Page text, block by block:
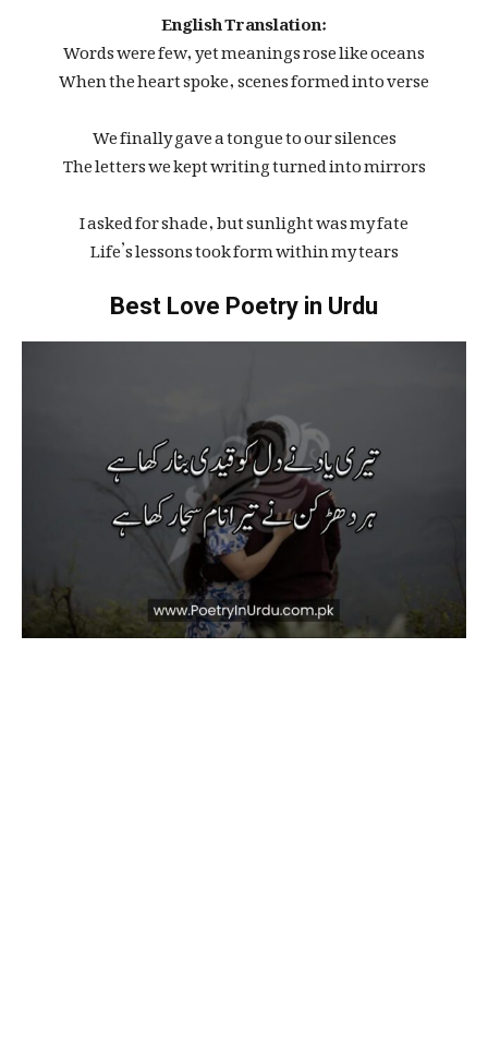
English Translation:
Words were few, yet meanings rose like oceans
When the heart spoke, scenes formed into verse
We finally gave a tongue to our silences
The letters we kept writing turned into mirrors
I asked for shade, but sunlight was my fate
Life’s lessons took form within my tears
Best Love Poetry in Urdu